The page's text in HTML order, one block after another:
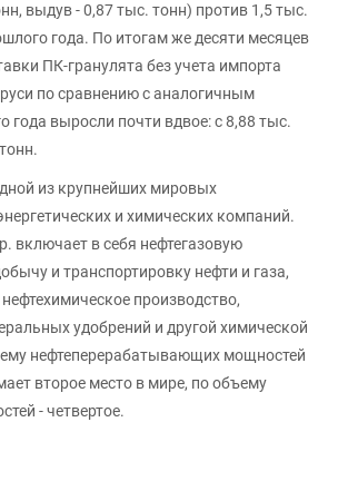
выдув - 0,87 тыс. тонн) против 1,5 тыс.
года. По итогам же десяти месяцев
ПК-гранулята без учета импорта
по сравнению с аналогичным
года выросли почти вдвое: с 8,88 тыс.
из крупнейших мировых
и химических компаний.
включает в себя нефтегазовую
и транспортировку нефти и газа,
производство,
удобрений и другой химической
нефтеперерабатывающих мощностей
второе место в мире, по объему
- четвертое.